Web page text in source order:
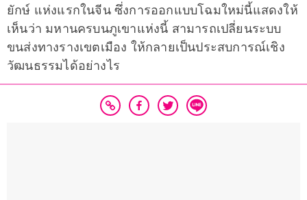
ยักษ์ แห่งแรกในจีน ซึ่งการออกแบบโฉมใหม่นี้แสดงให้
เห็นว่า มหานครบนภูเขาแห่งนี้ สามารถเปลี่ยนระบบ
ขนส่งทางรางเขตเมือง ให้กลายเป็นประสบการณ์เชิง
วัฒนธรรมได้อย่างไร